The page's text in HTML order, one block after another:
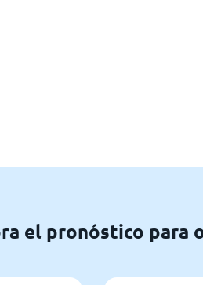
el pronóstico para